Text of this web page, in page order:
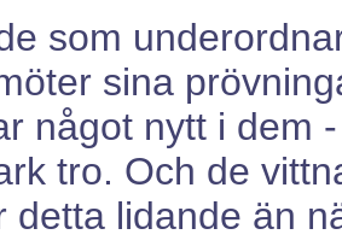
som
sina
något nytt i dem
tro. Och de
detta lidande än